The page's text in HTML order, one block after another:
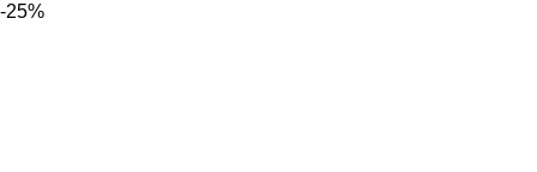
-25%